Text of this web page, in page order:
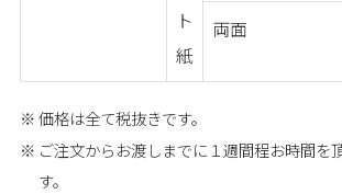
ト
紙
両面
価格は全て税抜きです。
ご注文からお渡しまでに１週間程お時間を
す。